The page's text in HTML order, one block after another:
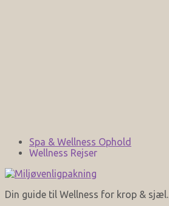
Spa & Wellness Ophold
Wellness Rejser
Din guide til Wellness for krop & sjæl.